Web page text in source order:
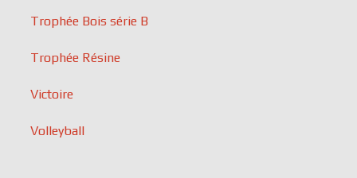
Trophée Bois série B
Trophée Résine
Victoire
Volleyball